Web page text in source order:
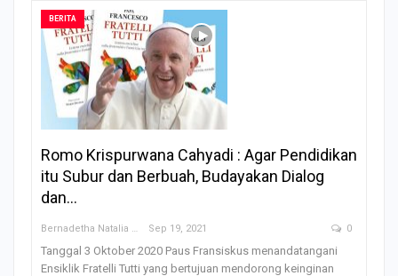
BERITA
Romo Krispurwana Cahyadi : Agar Pendidikan
itu Subur dan Berbuah, Budayakan Dialog
dan…
Sep 19, 2021 0
Tanggal 3 Oktober 2020 Paus Fransiskus menandatangani
Ensiklik Fratelli Tutti yang bertujuan mendorong keinginan